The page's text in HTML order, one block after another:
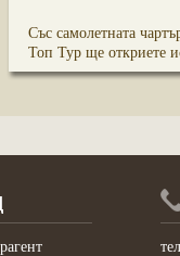
Със самолетната
Топ Тур ще откриете